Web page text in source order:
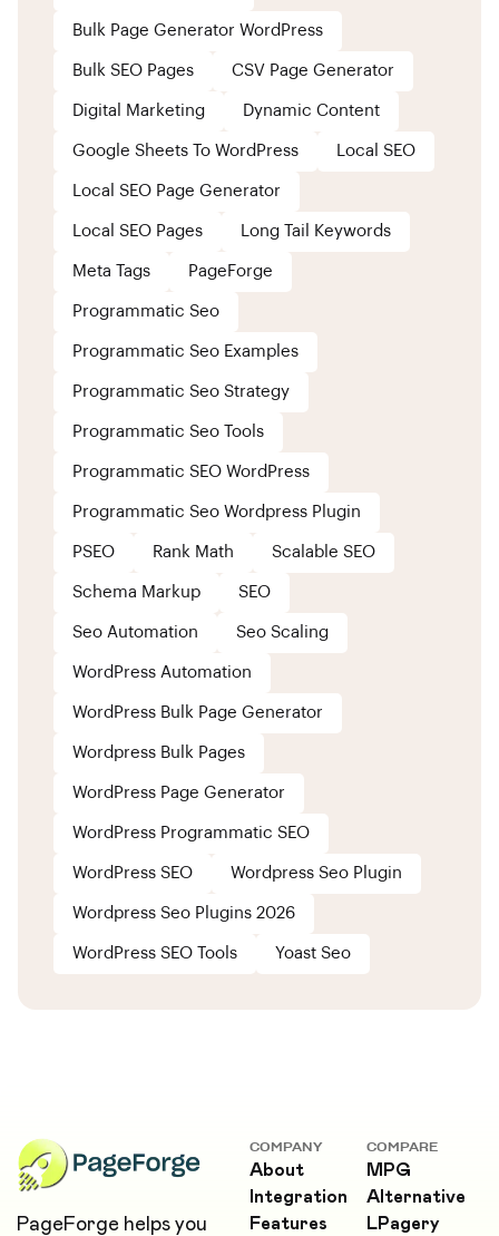
Bulk Page Generator WordPress
Bulk SEO Pages CSV Page Generator
Digital Marketing Dynamic Content
Google Sheets To WordPress Local SEO
Local SEO Page Generator
Local SEO Pages Long Tail Keywords
Meta Tags PageForge
Programmatic Seo
Programmatic Seo Examples
Programmatic Seo Strategy
Programmatic Seo Tools
Programmatic SEO WordPress
Programmatic Seo Wordpress Plugin
PSEO Rank Math Scalable SEO
Schema Markup SEO
Seo Automation Seo Scaling
WordPress Automation
WordPress Bulk Page Generator
Wordpress Bulk Pages
WordPress Page Generator
WordPress Programmatic SEO
WordPress SEO Wordpress Seo Plugin
Wordpress Seo Plugins 2026
WordPress SEO Tools Yoast Seo
PageForge helps you
COMPANY
About
Integration
Features
COMPARE
MPG
Alternative
LPagery